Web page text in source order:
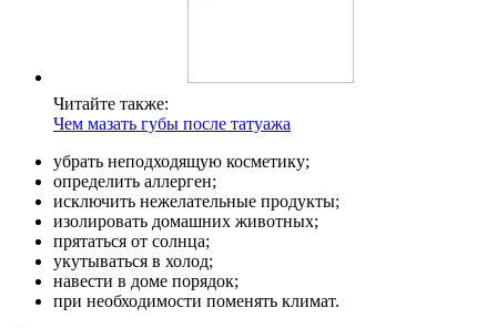
Читайте также:
Чем мазать губы после татуажа
убрать неподходящую косметику;
определить аллерген;
исключить нежелательные продукты;
изолировать домашних животных;
прятаться от солнца;
укутываться в холод;
навести в доме порядок;
при необходимости поменять климат.